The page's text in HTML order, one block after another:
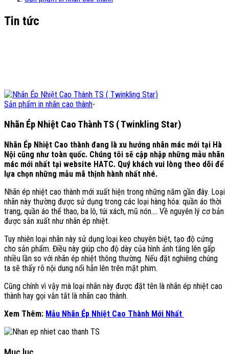
Tin tức
Sản phẩm in nhãn cao thành-
Nhãn Ép Nhiệt Cao Thành TS ( Twinkling Star)
Nhãn Ép Nhiệt Cao thành đang là xu hướng nhãn mác mới tại Hà
Nội cũng như toàn quốc. Chúng tôi sẽ cập nhập những mẫu nhãn
mác mới nhất tại website HATC. Quý khách vui lòng theo dõi để
lựa chọn những mẫu mã thịnh hành nhất nhé.
Nhãn ép nhiệt cao thành mới xuất hiện trong những năm gần đây. Loại
nhãn này thường được sử dụng trong các loại hàng hóa: quần áo thời
trang, quần áo thể thao, ba lô, túi xách, mũ nón…. Về nguyên lý cơ bản
được sản xuất như nhãn ép nhiệt.
Tuy nhiên loại nhãn này sử dụng loại keo chuyên biệt, tạo độ cứng
cho sản phẩm. Điều này giúp cho độ dày của hình ảnh tăng lên gấp
nhiều lần so với nhãn ép nhiệt thông thường. Nếu đặt nghiêng chúng
ta sẽ thấy rõ nội dung nổi hẳn lên trên mặt phim.
Cũng chính vì vậy mà loại nhãn này được đặt tên là nhãn ép nhiệt cao
thành hay gọi vắn tắt là nhãn cao thành.
Xem Thêm: Mẫu Nhãn Ép Nhiệt Cao Thành Mới Nhất